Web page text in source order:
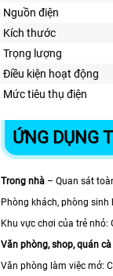
Nguồn điện
Kích thước
Trọng lượng
Điều kiện hoạt động
Mức tiêu thụ điện
ỨNG DỤNG
Trong nhà – Quan sát
Phòng khách, phòng
Khu vực chơi của trẻ nhỏ:
Văn phòng, shop, quán
Văn phòng làm việc mở: